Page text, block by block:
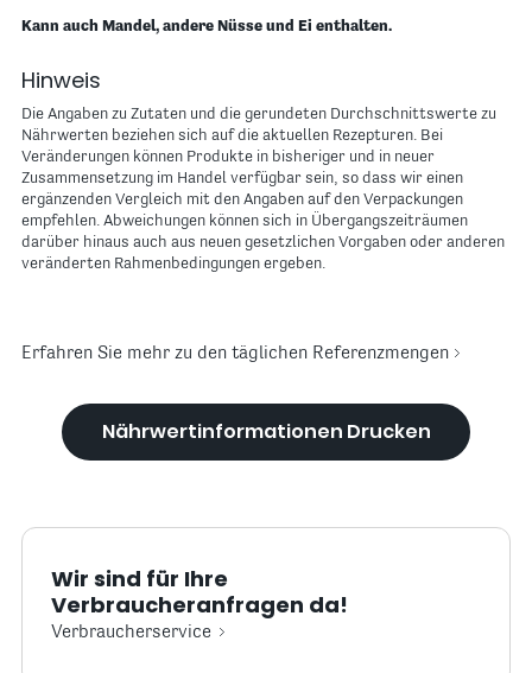
Kann auch Mandel, andere Nüsse und Ei enthalten.
Hinweis
Die Angaben zu Zutaten und die gerundeten Durchschnittswerte zu
Nährwerten beziehen sich auf die aktuellen Rezepturen. Bei
Veränderungen können Produkte in bisheriger und in neuer
Zusammensetzung im Handel verfügbar sein, so dass wir einen
ergänzenden Vergleich mit den Angaben auf den Verpackungen
empfehlen. Abweichungen können sich in Übergangszeiträumen
darüber hinaus auch aus neuen gesetzlichen Vorgaben oder anderen
veränderten Rahmenbedingungen ergeben.
Erfahren Sie mehr zu den täglichen Referenzmengen
Nährwertinformationen Drucken
Wir sind für Ihre
Verbraucheranfragen da!
Verbraucherservice